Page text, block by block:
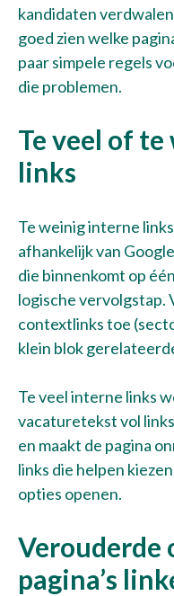
kandidaten
goed zien welke
paar simpele regels
die problemen.
Te veel of
links
Te weinig interne
afhankelijk van
die binnenkomt op
logische vervolgstap.
contextlinks toe
klein blok
Te veel interne links
vacaturetekst vol
en maakt de pagina
links die helpen
opties openen.
Verouderde
pagina’s